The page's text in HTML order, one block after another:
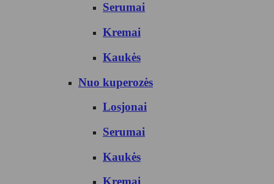
Serumai
Kremai
Kaukės
Nuo kuperozės
Losjonai
Serumai
Kaukės